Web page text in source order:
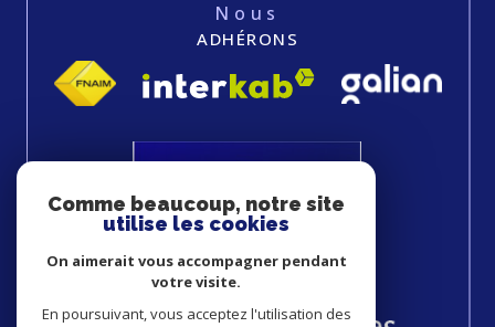
Nous
ADHÉRONS
Comme beaucoup, notre site
utilise les cookies
On aimerait vous accompagner pendant
votre visite.
En poursuivant, vous acceptez l'utilisation des